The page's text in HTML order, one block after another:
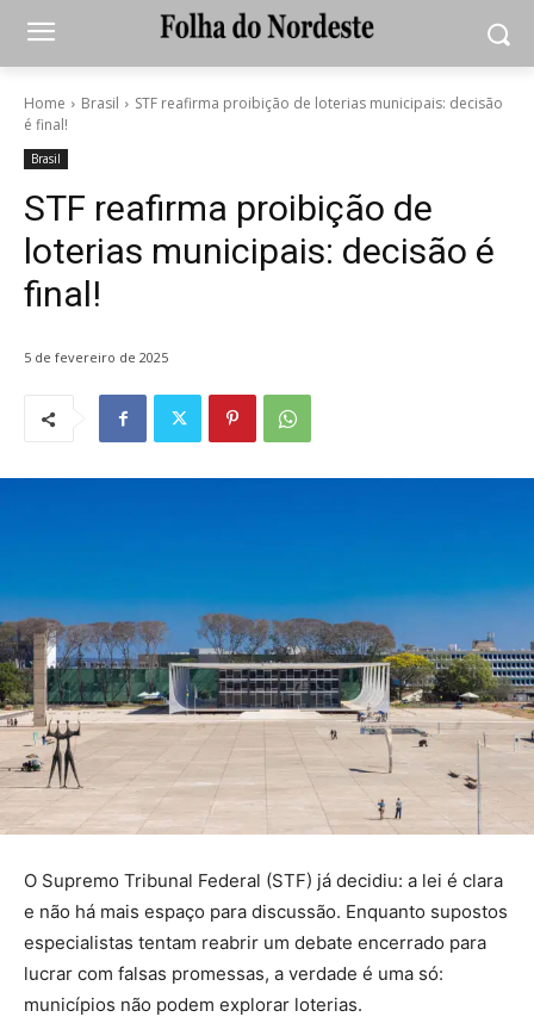
Home Brasil
STF reafirma proibição de loterias municipais: decisão
é final!
Brasil
STF reafirma proibição de
loterias municipais: decisão é
final!
5 de fevereiro de 2025
O Supremo Tribunal Federal (STF) já decidiu: a lei é clara
e não há mais espaço para discussão. Enquanto supostos
especialistas tentam reabrir um debate encerrado para
lucrar com falsas promessas, a verdade é uma só:
municípios não podem explorar loterias.